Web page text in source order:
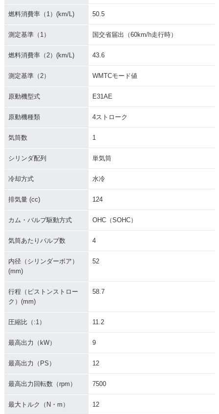
燃料消費率（1）(km/L) 50.5
測定基準（1） 国交省届出（60km/h走行時）
燃料消費率（2）(km/L) 43.6
測定基準（2） WMTCモード値
原動機型式 E31AE
原動機種類 4ストローク
気筒数 1
シリンダ配列 単気筒
冷却方式 水冷
排気量 (cc) 124
カム・バルブ駆動方式 OHC（SOHC）
気筒あたりバルブ数 4
内径（シリンダーボア）
(mm)
52
行程（ピストンストロー
ク）(mm)
58.7
圧縮比（:1） 11.2
最高出力（kW） 9
最高出力（PS） 12
最高出力回転数（rpm） 7500
最大トルク（N・m） 12